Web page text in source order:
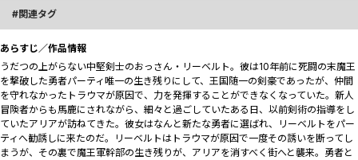
関連タグ
あらすじ／作品情報
うだつの上がらない中堅剣士のおっさん・リーベルト。彼は10年前に死闘の末魔王
を撃破した勇者パーティ唯一の生き残りにして、王国随一の剣豪であったが、仲間
を守れなかったトラウマが原因で、力を発揮することができなくなっていた。新人
冒険者からも馬鹿にされながら、細々と過ごしていたある日、以前剣術の指導をし
ていたアリアが訪ねてきた。彼女はなんと新たな勇者に選ばれ、リーベルトをパー
ティへ勧誘しに来たのだ。リーベルトはトラウマが原因で一度その誘いを断ってし
まうが、その裏で魔王軍幹部の生き残りが、アリアを消すべく街へと襲来。勇者と